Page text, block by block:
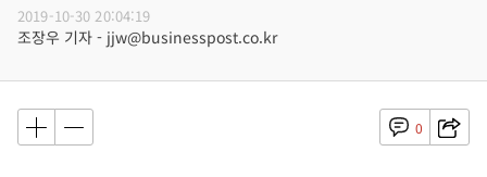
2019-10-30 20:04:19
조장우 기자 - jjw@businesspost.co.kr
0